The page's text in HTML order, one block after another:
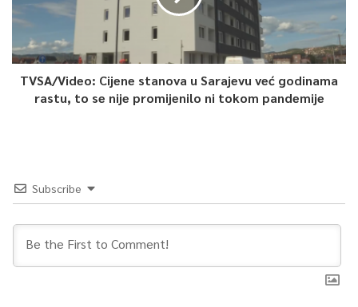
TVSA/Video: Cijene stanova u Sarajevu već godinama
rastu, to se nije promijenilo ni tokom pandemije
Subscribe